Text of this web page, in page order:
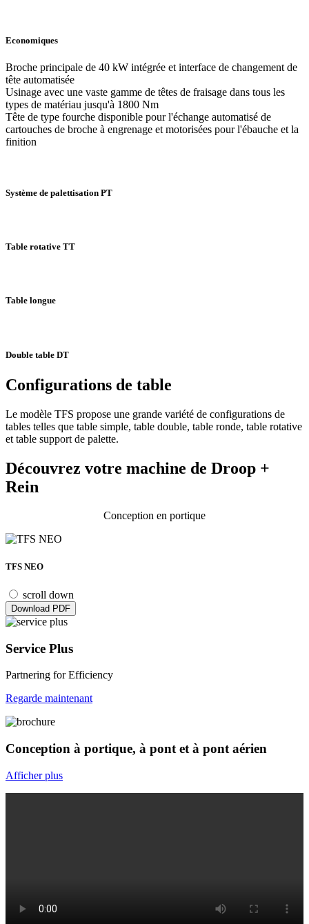
Economiques
Broche principale de 40 kW intégrée et interface de changement de
tête automatisée
Usinage avec une vaste gamme de têtes de fraisage dans tous les
types de matériau jusqu'à 1800 Nm
Tête de type fourche disponible pour l'échange automatisé de
cartouches de broche à engrenage et motorisées pour l'ébauche et la
finition
Système de palettisation PT
Table rotative TT
Table longue
Double table DT
Configurations de table
Le modèle TFS propose une grande variété de configurations de
tables telles que table simple, table double, table ronde, table rotative
et table support de palette.
Découvrez votre machine de Droop +
Rein
Conception en portique
TFS NEO
scroll down
Download PDF
Service Plus
Partnering for Efficiency
Regarde maintenant
Conception à portique, à pont et à pont aérien
Afficher plus